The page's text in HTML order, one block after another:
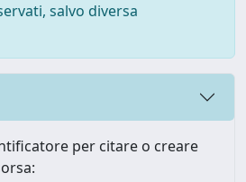
salvo diversa
per citare o creare